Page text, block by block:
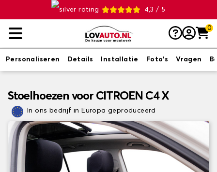
4,3 / 5
0
Personaliseren Details Installatie Foto's Vragen
Stoelhoezen voor CITROEN C4 X
In ons bedrijf in Europa geproduceerd